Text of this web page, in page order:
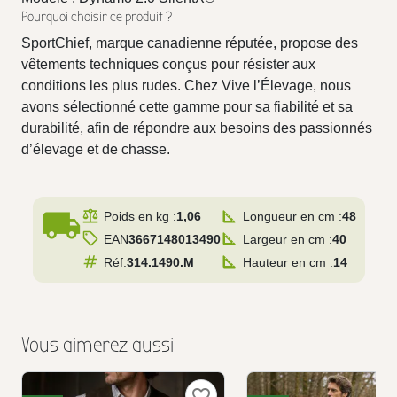
Pourquoi choisir ce produit ?
SportChief, marque canadienne réputée, propose des
vêtements techniques conçus pour résister aux
conditions les plus rudes. Chez Vive l’Élevage, nous
avons sélectionné cette gamme pour sa fiabilité et sa
durabilité, afin de répondre aux besoins des passionnés
d’élevage et de chasse.
local_shipping Poids en kg :1,06
EAN3667148013490
Réf. 314.1490.M
Longueur en cm :48
Largeur en cm :40
Hauteur en cm :14
Vous aimerez aussi